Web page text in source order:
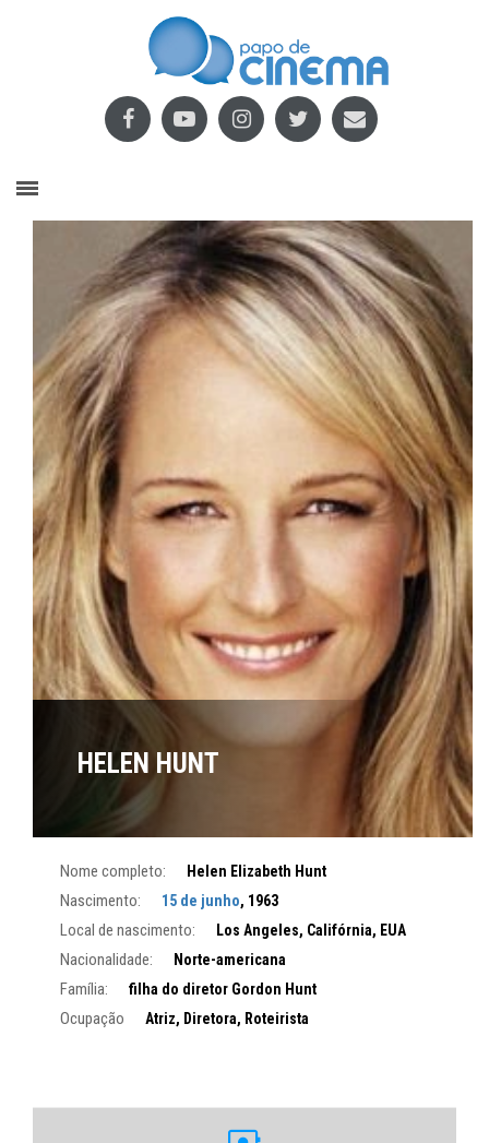
HELEN HUNT
Nome completo: Helen Elizabeth Hunt
Nascimento: 15 de junho, 1963
Local de nascimento: Los Angeles, Califórnia, EUA
Nacionalidade: Norte-americana
Família: filha do diretor Gordon Hunt
Ocupação Atriz, Diretora, Roteirista